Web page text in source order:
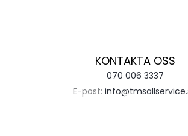
KONTAKTA OSS
070 006 3337
E-post: